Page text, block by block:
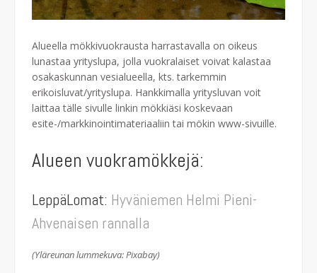
Alueella mökkivuokrausta harrastavalla on oikeus
lunastaa yrityslupa, jolla vuokralaiset voivat kalastaa
osakaskunnan vesialueella, kts. tarkemmin
erikoisluvat/yrityslupa. Hankkimalla yritysluvan voit
laittaa tälle sivulle linkin mökkiäsi koskevaan
esite-/markkinointimateriaaliin tai mökin www-sivuille.
Alueen vuokramökkejä:
LeppäLomat: Hyväniemen Helmi Pieni-
Ahvenaisen rannalla
(Yläreunan lummekuva: Pixabay)